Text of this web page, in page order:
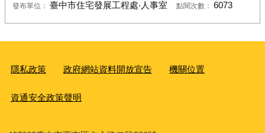
發布單位： 臺中市住宅發展工程處‧人事室 點閱次數： 6073
隱私政策 政府網站資料開放宣告 機關位置
資通安全政策聲明